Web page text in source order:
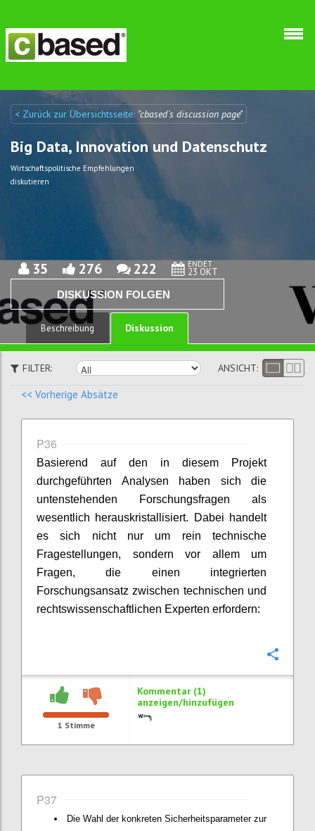
Discuto
Discuto
< Zurück zur Übersichtsseite: "cbased´s discussion page"
Big Data, Innovation und Datenschutz
Wirtschaftspolitische Empfehlungen
diskutieren
35 276 222 ENDET
23 OKT
DISKUSSION FOLGEN
Beschreibung Diskussion
FILTER: ANSICHT:
<< Vorherige Absätze
P36
Basierend auf den in diesem Projekt
durchgeführten Analysen haben sich die
untenstehenden Forschungsfragen als
wesentlich herauskristallisiert. Dabei handelt
es sich nicht nur um rein technische
Fragestellungen, sondern vor allem um
Fragen, die einen integrierten
Forschungsansatz zwischen technischen und
rechtswissenschaftlichen Experten erfordern:
1 Stimme
Kommentar (1)
anzeigen/hinzufügen
P37
Die Wahl der konkreten Sicherheitsparameter zur